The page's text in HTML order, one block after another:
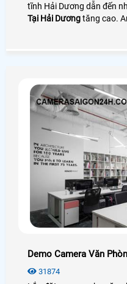
tĩnh Hải Dương dẫn đến
Tại Hải Dươngtăng cao.
Demo Camera Văn
31874